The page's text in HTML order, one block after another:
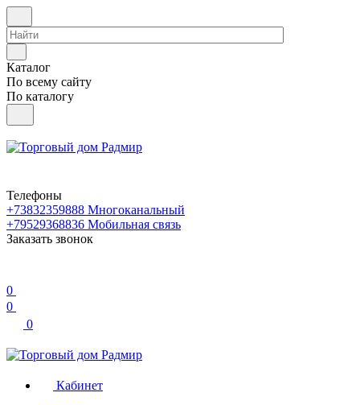
Каталог
По всему сайту
По каталогу
Телефоны
+73832359888 Многоканальный
+79529368836 Мобильная связь
Заказать звонок
0
0
0
Кабинет